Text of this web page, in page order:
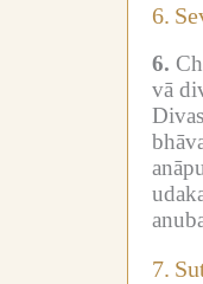
6.
6.
vā
7.